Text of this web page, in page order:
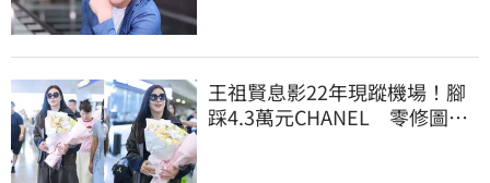
王祖賢息影22年現蹤機場！腳
踩4.3萬元CHANEL 零修圖真